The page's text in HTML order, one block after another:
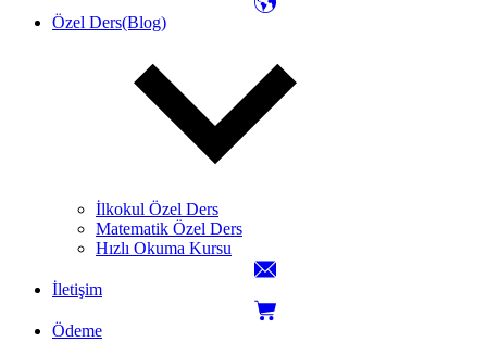
Özel Ders(Blog)
İlkokul Özel Ders
Matematik Özel Ders
Hızlı Okuma Kursu
İletişim
Ödeme